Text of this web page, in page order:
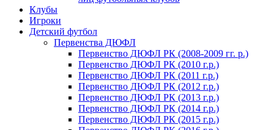
Клубы
Игроки
Детский футбол
Первенства ДЮФЛ
Первенство ДЮФЛ РК (2008-2009 гг. р.)
Первенство ДЮФЛ РК (2010 г.р.)
Первенство ДЮФЛ РК (2011 г.р.)
Первенство ДЮФЛ РК (2012 г.р.)
Первенство ДЮФЛ РК (2013 г.р.)
Первенство ДЮФЛ РК (2014 г.р.)
Первенство ДЮФЛ РК (2015 г.р.)